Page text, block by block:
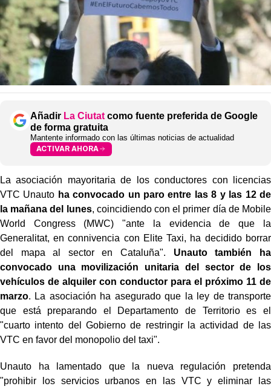
Añadir La Ciutat como fuente preferida de Google
de forma gratuita
Mantente informado con las últimas noticias de actualidad
ACTIVAR AHORA
La asociación mayoritaria de los conductores con licencias
VTC Unauto ha convocado un paro entre las 8 y las 12 de
la mañana del lunes, coincidiendo con el primer día de Mobile
World Congress (MWC) "ante la evidencia de que la
Generalitat, en connivencia con Elite Taxi, ha decidido borrar
del mapa al sector en Cataluña". Unauto también ha
convocado una movilización unitaria del sector de los
vehículos de alquiler con conductor para el próximo 11 de
marzo. La asociación ha asegurado que la ley de transporte
que está preparando el Departamento de Territorio es el
"cuarto intento del Gobierno de restringir la actividad de las
VTC en favor del monopolio del taxi".
Unauto ha lamentado que la nueva regulación pretenda
"prohibir los servicios urbanos en las VTC y eliminar las